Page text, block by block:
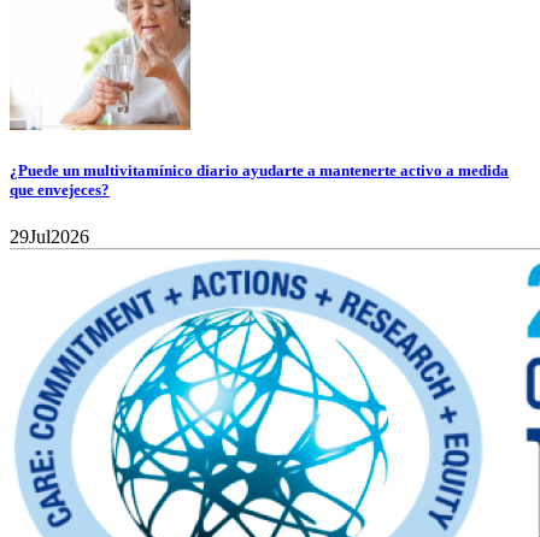
¿Puede un multivitamínico diario ayudarte a mantenerte activo a medida
que envejeces?
29Jul2026